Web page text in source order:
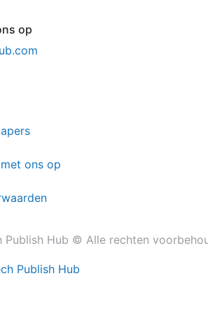
op
ons op
Publish Hub © Alle rechten